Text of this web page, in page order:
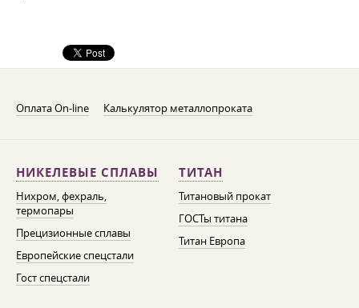
Оплата On-line Калькулятор металлопроката
НИКЕЛЕВЫЕ СПЛАВЫ
Нихром, фехраль,
термопары
Прецизионные сплавы
Европейские спецстали
Гост спецстали
ТИТАН
Титановый прокат
ГОСТы титана
Титан Европа